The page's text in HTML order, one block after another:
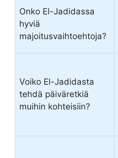
Onko El-Jadidassa
hyviä
majoitusvaihtoehtoja?
Voiko El-Jadidasta
tehdä päiväretkiä
muihin kohteisiin?